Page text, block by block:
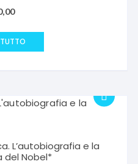
L’autobiografia e la
del Nobel*